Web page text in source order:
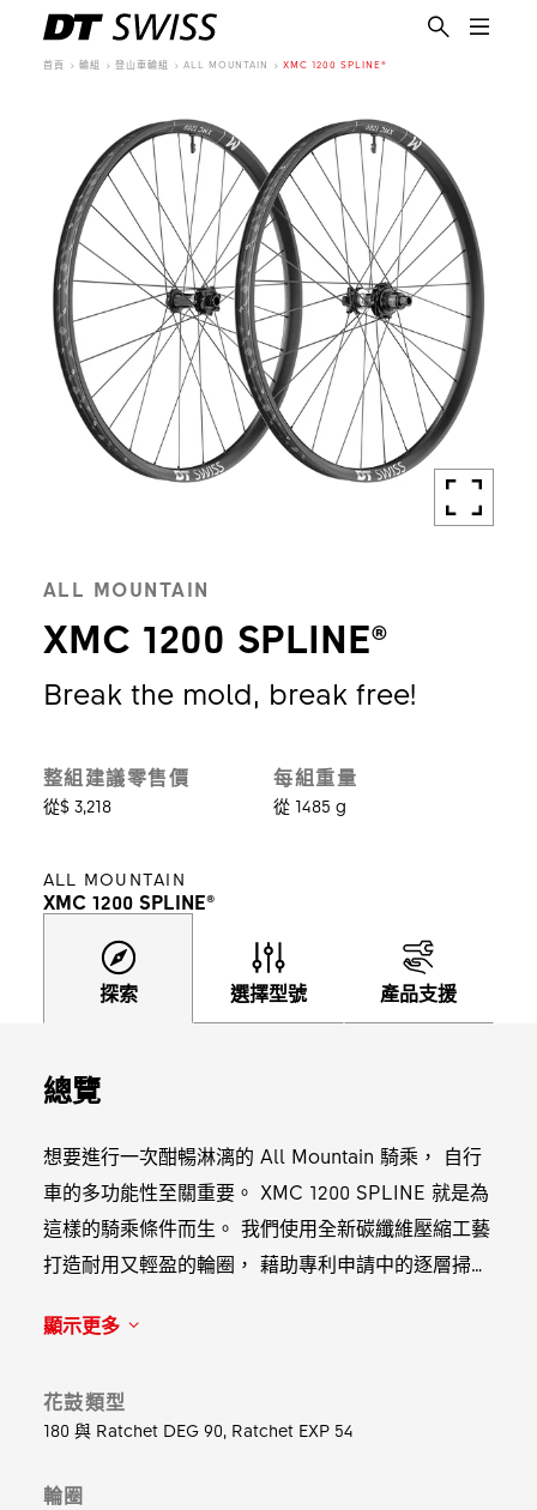
繁體中文
首頁 輪組 登山車輪組 ALL MOUNTAIN XMC 1200 SPLINE®
ALL MOUNTAIN
XMC 1200 SPLINE®
Break the mold, break free!
整組建議零售價
從$ 3,218
每組重量
從 1485 g
ALL MOUNTAIN
XMC 1200 SPLINE®
探索 選擇型號 產品支援
總覽
想要進行一次酣暢淋漓的 All Mountain 騎乘， 自行
車的多功能性至關重要。 XMC 1200 SPLINE 就是為
這樣的騎乘條件而生。 我們使用全新碳纖維壓縮工藝
打造耐用又輕盈的輪圈， 藉助專利申請中的逐層掃描
限。 前輪圈輕盈靈活， 後輪圈結實耐用， 確保輪組
對自如。 可選堅固且快速咬合的 Ratchet DEG 棘輪
系統， 或輕量的 Ratchet EXP 系統。 擺脫過去裝備
顯示更多
花鼓類型
180 與 Ratchet DEG 90, Ratchet EXP 54
輪圈